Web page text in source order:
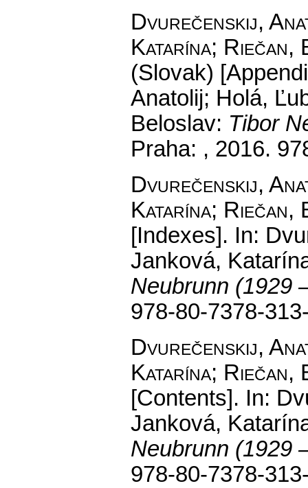
Dvurečenskij,
Katarína; Riečan,
(Slovak)
Anatolij; Holá,
Beloslav: Tibor
Praha: , 2016.
Dvurečenskij,
Katarína; Riečan,
[Indexes]. In:
Janková,
Neubrunn (1929
978-80-7378-
Dvurečenskij,
Katarína; Riečan,
[Contents]. In:
Janková,
Neubrunn (1929
978-80-7378-